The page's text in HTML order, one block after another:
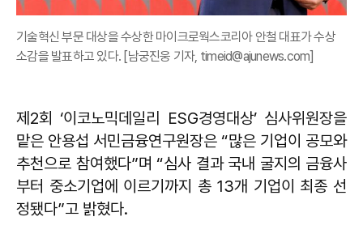
기술혁신 부문 대상을 수상한 마이크로웍스코리아 안철 대표가 수상
소감을 발표하고 있다. [남궁진웅 기자, timeid@ajunews.com]
제2회 ‘이코노믹데일리 ESG경영대상’ 심사위원장을
맡은 안용섭 서민금융연구원장은 “많은 기업이 공모와
추천으로 참여했다”며 “심사 결과 국내 굴지의 금융사
부터 중소기업에 이르기까지 총 13개 기업이 최종 선
정됐다”고 밝혔다.